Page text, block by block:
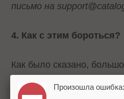
письмо на
4. Как с этим бороться?
Как было сказано,
засоряет индексные
приводит к появлению
Произошла ошибка: